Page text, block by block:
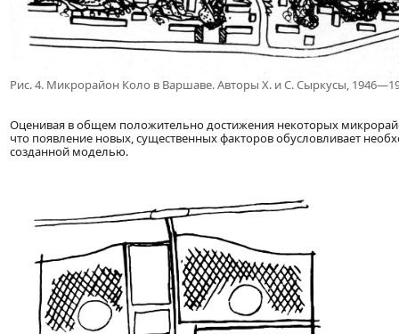
Рис. 4. Микрорайон Коло в Варшаве. Авторы X. и С. Сыркусы,
Оценивая в общем положительно достижения некоторых
что появление новых, существенных факторов обусловливает
созданной моделью.